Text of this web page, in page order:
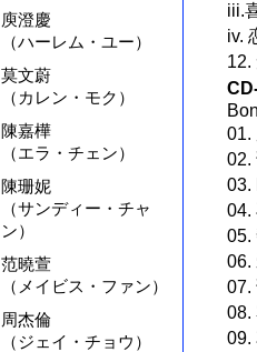
庾澄慶
（ハーレム・ユー）
莫文蔚
（カレン・モク）
陳嘉樺
（エラ・チェン）
陳珊妮
（サンディー・チャ
ン）
范曉萱
（メイビス・ファン）
周杰倫
（ジェイ・チョウ）
iii.
iv.
12.
01.
02.
03.
04.
05.
06.
07.
08.
09.